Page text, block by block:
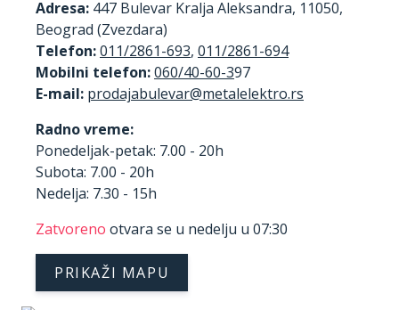
Adresa: 447 Bulevar Kralja Aleksandra, 11050,
Beograd (Zvezdara)
Telefon:011/2861-693, 011/2861-694
Mobilni telefon:060/40-60-397
E-mail:
Radno vreme:
Ponedeljak-petak: 7.00 - 20h
Subota: 7.00 - 20h
Nedelja: 7.30 - 15h
Zatvoreno otvara se u nedelju u 07:30
PRIKAŽI MAPU